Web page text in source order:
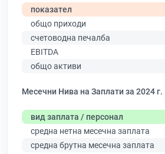
показател
общо приходи
счетоводна печалба
EBITDA
общо активи
Месечни Нива на Заплати за 2024 г.
вид заплата / персонал
средна нетна месечна заплата
средна брутна месечна заплата